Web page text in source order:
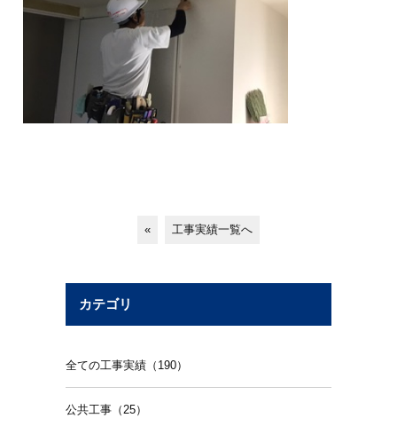
« 工事実績一覧へ
カテゴリ
全ての工事実績（190）
公共工事（25）